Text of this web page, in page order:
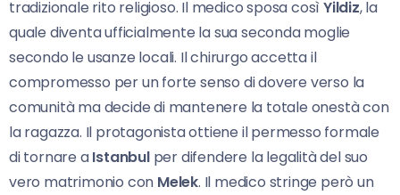
tradizionale rito religioso. Il medico sposa cosìYildiz, la
quale diventa ufficialmente la sua seconda moglie
secondo le usanze locali. Il chirurgo accetta il
compromesso per un forte senso di dovere verso la
comunità ma decide di mantenere la totale onestà con
la ragazza. Il protagonista ottiene il permesso formale
di tornare aIstanbulper difendere la legalità del suo
vero matrimonio con Melek. Il medico stringe però un